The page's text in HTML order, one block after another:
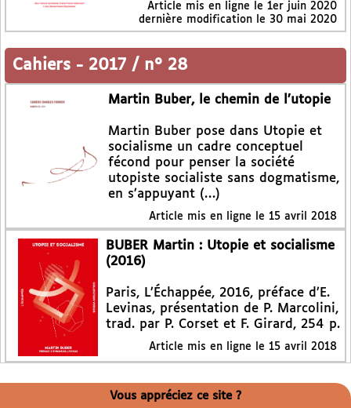
Article mis en ligne le 1er juin 2020
dernière modification le 30 mai 2020
Cahiers - 2017 / n° 28
Martin Buber, le chemin de l’utopie
Martin Buber pose dans Utopie et
socialisme un cadre conceptuel
fécond pour penser la société
utopiste socialiste sans dogmatisme,
en s’appuyant (…)
Article mis en ligne le 15 avril 2018
BUBER Martin : Utopie et socialisme
(2016)
Paris, L’Échappée, 2016, préface d’E.
Levinas, présentation de P. Marcolini,
trad. par P. Corset et F. Girard, 254 p.
Article mis en ligne le 15 avril 2018
Vous appréciez ce site ?